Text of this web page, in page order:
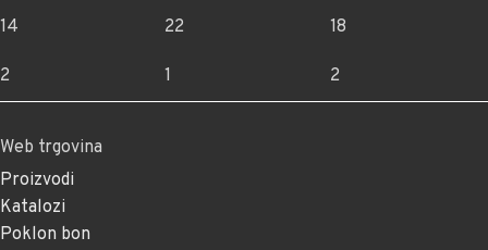
14
2
22
1
18
2
Web trgovina
Proizvodi
Katalozi
Poklon bon